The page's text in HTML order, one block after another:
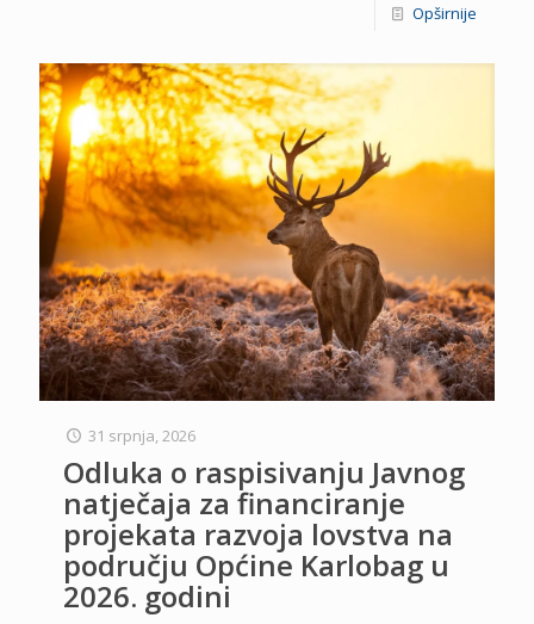
Opširnije
31 srpnja, 2026
Odluka o raspisivanju Javnog
natječaja za financiranje
projekata razvoja lovstva na
području Općine Karlobag u
2026. godini